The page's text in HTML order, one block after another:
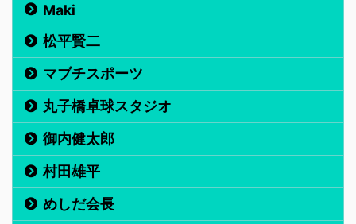
Maki
松平賢二
マブチスポーツ
丸子橋卓球スタジオ
御内健太郎
村田雄平
めしだ会長